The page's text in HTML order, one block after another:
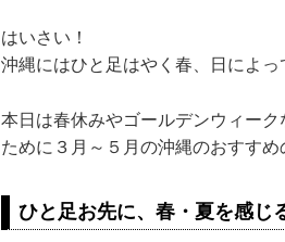
はいさい！
沖縄にはひと足はやく春、日によ
本日は春休みやゴールデンウィー
ために３月～５月の沖縄のおすすめ
ひと足お先に、春・夏を感じ